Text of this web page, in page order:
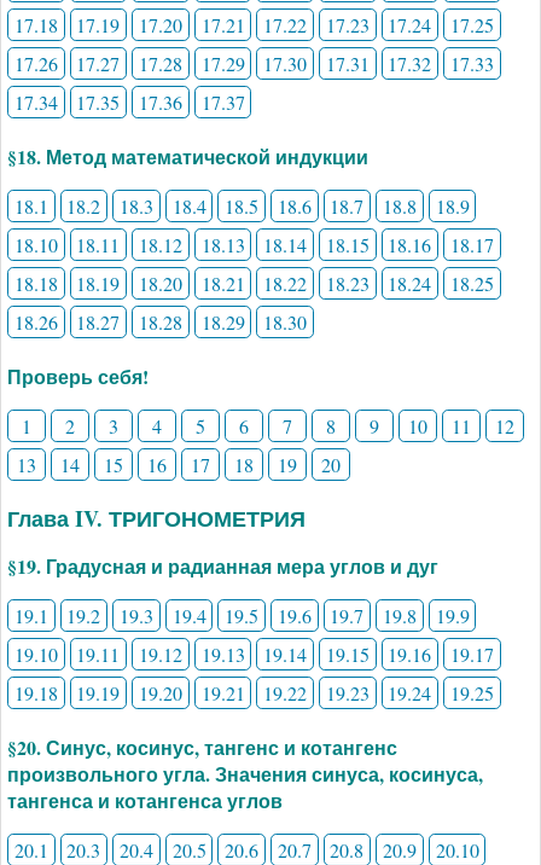
17.18
17.19 17.20 17.21 17.22 17.23 17.24
17.25
17.26
17.27 17.28 17.29 17.30 17.31 17.32
17.33
17.34
17.35 17.36 17.37
§18. Метод математической индукции
18.1 18.2 18.3 18.4 18.5 18.6 18.7 18.8
18.9
18.10
18.11 18.12 18.13 18.14 18.15 18.16
18.17
18.18
18.19 18.20 18.21 18.22 18.23 18.24
18.25
18.26
18.27 18.28 18.29 18.30
Проверь себя!
1 2 3 4 5 6 7 8 9 10 11
12
13
14 15 16 17 18 19 20
Глава IV. ТРИГОНОМЕТРИЯ
§19. Градусная и радианная мера углов и дуг
19.1 19.2 19.3 19.4 19.5 19.6 19.7 19.8
19.9
19.10
19.11 19.12 19.13 19.14 19.15 19.16
19.17
19.18
19.19 19.20 19.21 19.22 19.23 19.24 19.25
§20. Синус, косинус, тангенс и котангенс
произвольного угла. Значения синуса, косинуса,
тангенса и котангенса углов
20.1 20.3 20.4 20.5 20.6 20.7 20.8 20.9
20.10